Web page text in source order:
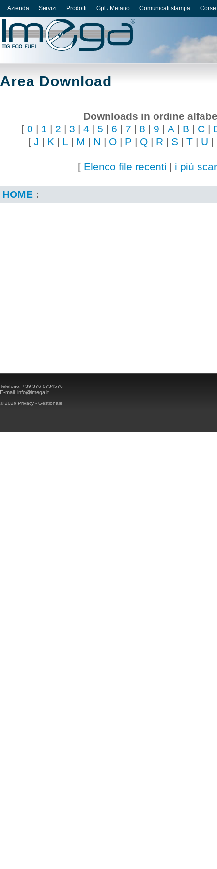
Area Download
Downloads in ordine
[ 0 | 1 | 2 | 3 | 4 | 5 | 6 | 7 | 8 | 9 | A | B | C |
[ J | K | L | M | N | O | P | Q | R | S | T | U |
[ Elenco file recenti | i più
HOME :
Azienda Servizi Prodotti Gpl / Metano Comunicati stampa Corse
Telefono: +39 376 0734570
E-mail: info@imega.it
© 2026 Privacy - Gestionale